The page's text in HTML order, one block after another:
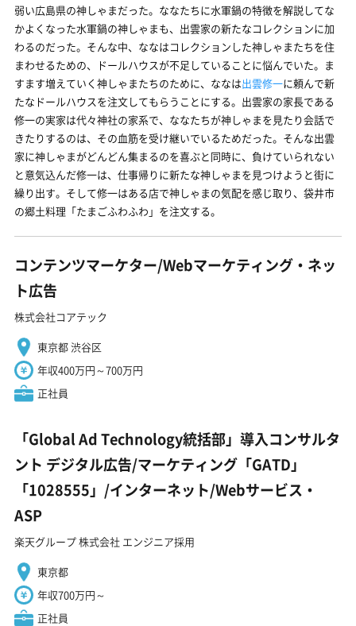
弱い広島県の神しゃまだった。ななたちに水軍鍋の特徴を解説してな
かよくなった水軍鍋の神しゃまも、出雲家の新たなコレクションに加
わるのだった。そんな中、ななはコレクションした神しゃまたちを住
まわせるための、ドールハウスが不足していることに悩んでいた。ま
すます増えていく神しゃまたちのために、ななは出雲修一に頼んで新
たなドールハウスを注文してもらうことにする。出雲家の家長である
修一の実家は代々神社の家系で、ななたちが神しゃまを見たり会話で
きたりするのは、その血筋を受け継いでいるためだった。そんな出雲
家に神しゃまがどんどん集まるのを喜ぶと同時に、負けていられない
と意気込んだ修一は、仕事帰りに新たな神しゃまを見つけようと街に
繰り出す。そして修一はある店で神しゃまの気配を感じ取り、袋井市
の郷土料理「たまごふわふわ」を注文する。
コンテンツマーケター/Webマーケティング・ネッ
ト広告
株式会社コアテック
東京都 渋谷区
年収400万円～700万円
正社員
「Global Ad Technology統括部」導入コンサルタ
ント デジタル広告/マーケティング「GATD」
「1028555」/インターネット/Webサービス・
ASP
楽天グループ 株式会社 エンジニア採用
東京都
年収700万円～
正社員